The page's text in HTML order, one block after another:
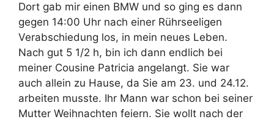
Dort gab mir einen BMW und so ging es dann
gegen 14:00 Uhr nach einer Rührseeligen
Verabschiedung los, in mein neues Leben.
Nach gut 5 1/2 h, bin ich dann endlich bei
meiner Cousine Patricia angelangt. Sie war
auch allein zu Hause, da Sie am 23. und 24.12.
arbeiten musste. Ihr Mann war schon bei seiner
Mutter Weihnachten feiern. Sie wollt nach der